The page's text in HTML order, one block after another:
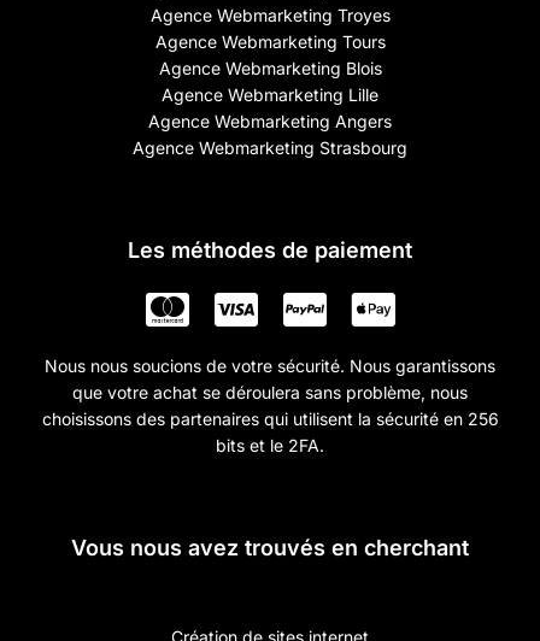
Agence Webmarketing Troyes
Agence Webmarketing Tours
Agence Webmarketing Blois
Agence Webmarketing Lille
Agence Webmarketing Angers
Agence Webmarketing Strasbourg
Les méthodes de paiement
Nous nous soucions de votre sécurité. Nous garantissons
que votre achat se déroulera sans problème, nous
choisissons des partenaires qui utilisent la sécurité en 256
bits et le 2FA.
Vous nous avez trouvés en cherchant
Création de sites internet